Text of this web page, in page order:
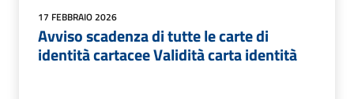
17 FEBBRAIO 2026
Avviso scadenza di tutte le carte di
identità cartacee Validità carta identità